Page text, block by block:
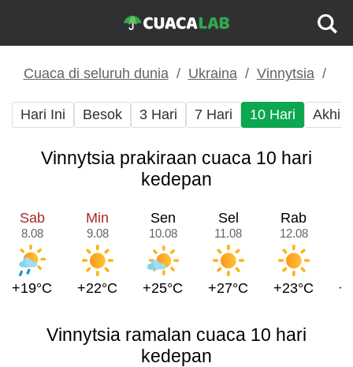
Cuaca di seluruh dunia Ukraina Vinnytsia
Hari Ini Besok 3 Hari 7 Hari 10 Hari Akhir
Vinnytsia prakiraan cuaca 10 hari
kedepan
Sab
8.08
+19°C
Min
9.08
+22°C
Sen
10.08
+25°C
Sel
11.08
+27°C
Rab
12.08
+23°C
Vinnytsia ramalan cuaca 10 hari
kedepan